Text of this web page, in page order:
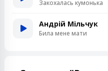
Закохалась кумонька
Андрій Мільчук
Била мене мати